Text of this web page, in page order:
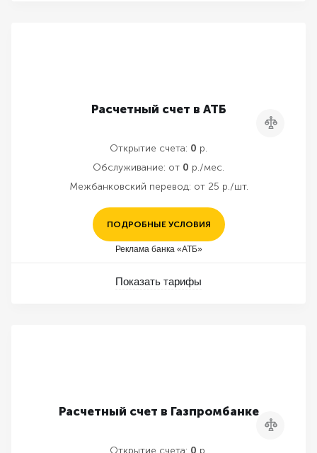
Расчетный счет в АТБ
Сравнить
Открытие счета: 0 р.
Обслуживание: от 0 р./мес.
Межбанковский перевод: от 25 р./шт.
ПОДРОБНЫЕ УСЛОВИЯ
Реклама банка «АТБ»
Показать тарифы
Расчетный счет в Газпромбанке
Сравнить